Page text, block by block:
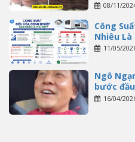
08/11/
Công
Nhiêu Là
11/05/
Ngô
bước
16/04/